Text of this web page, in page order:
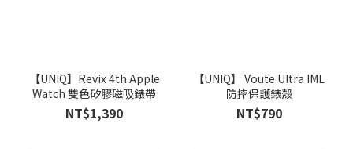
【UNIQ】Revix 4th Apple
Watch 雙色矽膠磁吸錶帶
NT$1,390
【UNIQ】 Voute Ultra IML
防摔保護錶殼
NT$790